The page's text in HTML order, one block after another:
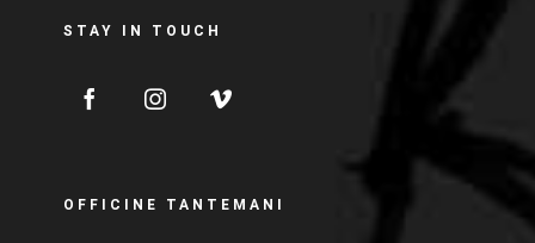
STAY IN TOUCH
OFFICINE TANTEMANI